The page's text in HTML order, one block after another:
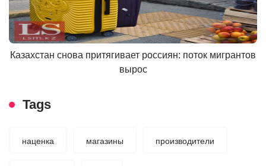
Казахстан снова притягивает россиян: поток мигрантов
вырос
Tags
наценка магазины производители